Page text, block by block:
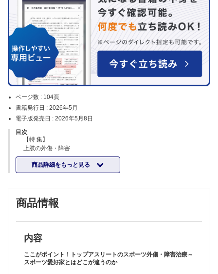
ページ数 : 104頁
書籍発行日 : 2026年5月
電子版発売日 : 2026年5月8日
目次
【特 集】
上肢の外傷・障害
腱板損傷……小林尚史
肩関節脱臼……高橋憲正
野球肘（内側側副靱帯損傷）……島村安則
腰椎椎間板ヘルニア……藤本秀太郎
腰椎分離症……神田裕太郎 他
前十字靱帯損傷……前 達雄
後十字靱帯損傷……宮武 慎 他
半月板損傷……大関信武 他
膝関節軟骨損傷……赤木龍一郎
商品詳細をもっと見る
商品情報
内容
ここがポイント！トップアスリートのスポーツ外傷・障害治療～
スポーツ愛好家とはどこが違うのか